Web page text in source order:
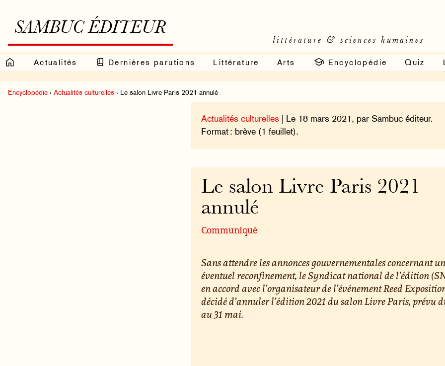
SAMBUC ÉDITEUR
littérature & sciences humaines
Actualités Dernières parutions Littérature Arts Encyclopédie Quiz
Encyclopédie › Actualités culturelles › Le salon Livre Paris 2021 annulé
Actualités culturelles | Le 18 mars 2021, par Sambuc éditeur.
Format : brève (1 feuillet).
Le salon Livre Paris 2021
annulé
Communiqué
Sans attendre les annonces gouvernementales concernant
éventuel reconfinement, le Syndicat national de l’édition
en accord avec l’organisateur de l’événement Reed
décidé d’annuler l’édition 2021 du salon Livre Paris, prévu
au 31 mai.